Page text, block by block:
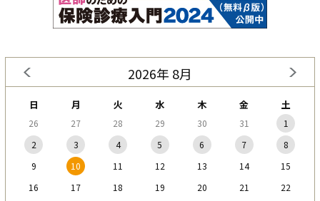
2026年 8月
日 月 火 水 木 金 土
26 27 28 29 30 31
1
2
3 4 5 6 7
8
9
10 11 12 13 14
15
16
17 18 19 20 21
22